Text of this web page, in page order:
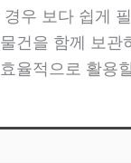
우 보다 쉽게
건을 함께 보
율적으로 활용